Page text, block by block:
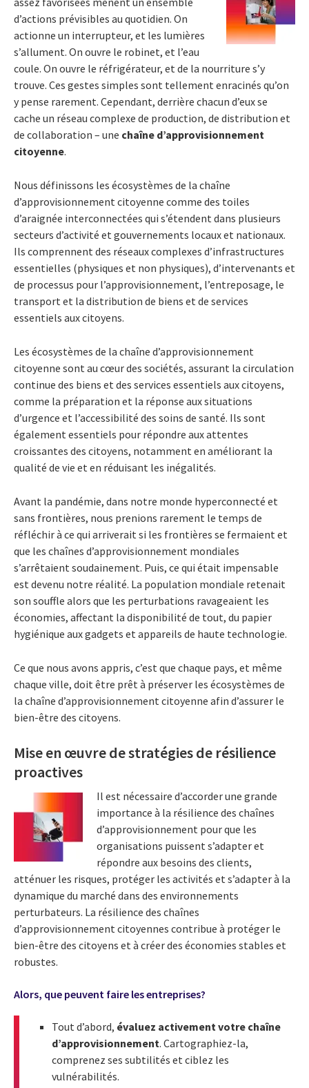
d’actions prévisibles au quotidien. On
actionne un interrupteur, et les lumières
s’allument. On ouvre le robinet, et l’eau
coule. On ouvre le réfrigérateur, et de la nourriture s’y
trouve. Ces gestes simples sont tellement enracinés qu’on
y pense rarement. Cependant, derrière chacun d’eux se
cache un réseau complexe de production, de distribution et
de collaboration – une chaîne d’approvisionnement
citoyenne.
Nous définissons les écosystèmes de la chaîne
d’approvisionnement citoyenne comme des toiles
d’araignée interconnectées qui s’étendent dans plusieurs
secteurs d’activité et gouvernements locaux et nationaux.
Ils comprennent des réseaux complexes d’infrastructures
essentielles (physiques et non physiques), d’intervenants et
de processus pour l’approvisionnement, l’entreposage, le
transport et la distribution de biens et de services
essentiels aux citoyens.
Les écosystèmes de la chaîne d’approvisionnement
citoyenne sont au cœur des sociétés, assurant la circulation
continue des biens et des services essentiels aux citoyens,
comme la préparation et la réponse aux situations
d’urgence et l’accessibilité des soins de santé. Ils sont
également essentiels pour répondre aux attentes
croissantes des citoyens, notamment en améliorant la
qualité de vie et en réduisant les inégalités.
Avant la pandémie, dans notre monde hyperconnecté et
sans frontières, nous prenions rarement le temps de
réfléchir à ce qui arriverait si les frontières se fermaient et
que les chaînes d’approvisionnement mondiales
s’arrêtaient soudainement. Puis, ce qui était impensable
est devenu notre réalité. La population mondiale retenait
son souffle alors que les perturbations ravageaient les
économies, affectant la disponibilité de tout, du papier
hygiénique aux gadgets et appareils de haute technologie.
Ce que nous avons appris, c’est que chaque pays, et même
chaque ville, doit être prêt à préserver les écosystèmes de
la chaîne d’approvisionnement citoyenne afin d’assurer le
bien-être des citoyens.
Mise en œuvre de stratégies de résilience
proactives
Il est nécessaire d’accorder une grande
importance à la résilience des chaînes
d’approvisionnement pour que les
organisations puissent s’adapter et
répondre aux besoins des clients,
atténuer les risques, protéger les activités et s’adapter à la
dynamique du marché dans des environnements
perturbateurs. La résilience des chaînes
d’approvisionnement citoyennes contribue à protéger le
bien-être des citoyens et à créer des économies stables et
robustes.
Alors, que peuvent faire les entreprises?
Tout d’abord, évaluez activement votre chaîne
d’approvisionnement. Cartographiez-la,
comprenez ses subtilités et ciblez les
vulnérabilités.